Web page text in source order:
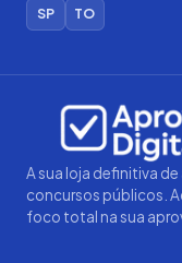
SP
TO
A sua loja definitiva
concursos públicos.
foco total na sua